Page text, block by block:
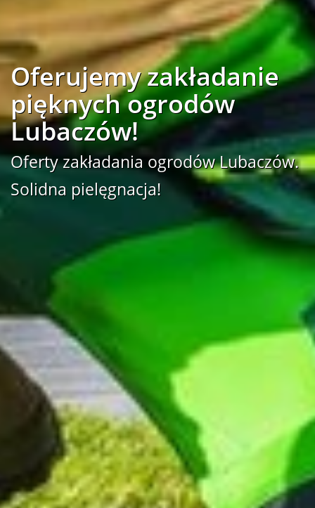
Oferujemy zakładanie
pięknych ogrodów
Lubaczów!
Oferty zakładania ogrodów Lubaczów.
Solidna pielęgnacja!